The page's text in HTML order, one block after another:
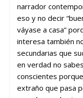
narrador
eso y no decir
váyase a casa”
interesa también
secundarias que
en verdad no
conscientes
extraño que pasa